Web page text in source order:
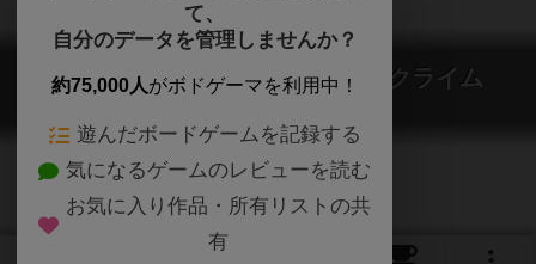
ブラックストーリーズ：リアルクライム
Black Stories: Real Crime Edition
て、
自分のデータを管理しませんか？
約75,000人がボドゲーマを利用中！
遊んだボードゲームを記録する
気になるゲームのレビューを読む
お気に入り作品・所有リストの共
有